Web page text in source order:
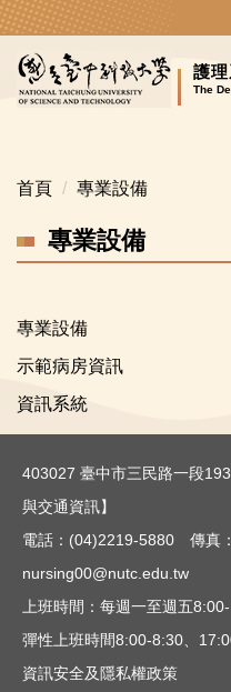
跳
主
要
區
護
The
首頁 專業設備
專業設備
專業設備
示範病房資訊
資訊系統
403027 臺中市三民路一段
與交通資訊】
電話：(04)2219-5880 傳真
nursing00@nutc.edu.tw
上班時間：每週一至週五
彈性上班時間8:00-8:30、
資訊安全及隱私權政策